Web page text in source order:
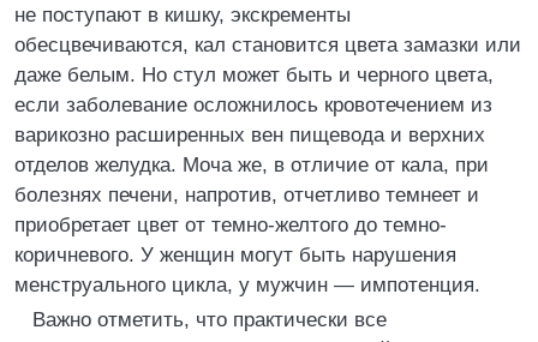
не поступают в кишку, экскременты
обесцвечиваются, кал становится цвета замазки или
даже белым. Но стул может быть и черного цвета,
если заболевание осложнилось кровотечением из
варикозно расширенных вен пищевода и верхних
отделов желудка. Моча же, в отличие от кала, при
болезнях печени, напротив, отчетливо темнеет и
приобретает цвет от темно-желтого до темно-
коричневого. У женщин могут быть нарушения
менструального цикла, у мужчин — импотенция.
Важно отметить, что практически все